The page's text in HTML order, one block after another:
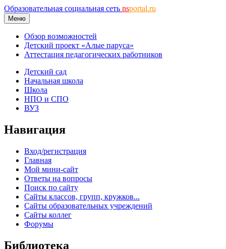
Образовательная социальная сеть nsportal.ru
Меню
Обзор возможностей
Детский проект «Алые паруса»
Аттестация педагогических работников
Детский сад
Начальная школа
Школа
НПО и СПО
ВУЗ
Навигация
Вход/регистрация
Главная
Мой мини-сайт
Ответы на вопросы
Поиск по сайту
Сайты классов, групп, кружков...
Сайты образовательных учреждений
Сайты коллег
Форумы
Библиотека